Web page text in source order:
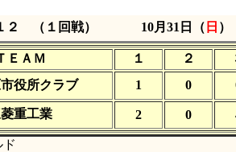
２ （１回戦） 10月31日（ 日 ）
ＥＡＭ １ ２
役所クラブ
1 0
重工業 2 0